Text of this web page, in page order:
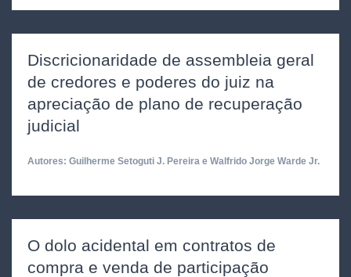
Discricionaridade de assembleia geral
de credores e poderes do juiz na
apreciação de plano de recuperação
judicial
Autores: Guilherme Setoguti J. Pereira e Walfrido Jorge Warde Jr.
O dolo acidental em contratos de
compra e venda de participação